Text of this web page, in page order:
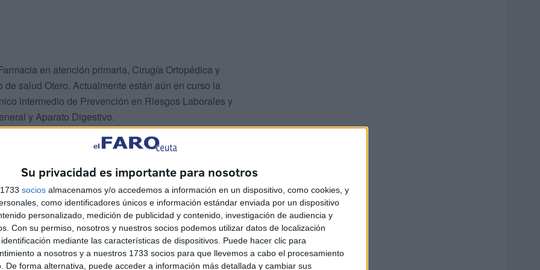
Su privacidad es importante para nosotros
socios almacenamos y/o accedemos a información en un dispositivo, como cookies, y
como identificadores únicos e información estándar enviada por un dispositivo
personalizado, medición de publicidad y contenido, investigación de audiencia y
Con su permiso, nosotros y nuestros socios podemos utilizar datos de localización
mediante las características de dispositivos. Puede hacer clic para
a nosotros y a nuestros 1733 socios para que llevemos a cabo el procesamiento
De forma alternativa, puede acceder a información más detallada y cambiar sus
en atención primaria, Cirugía Ortopédica y
salud Otero. Actualmente están aún en curso la
intermedio de Prevención en Riesgos Laborales y
y Aparato Digestivo.
estatuario fijo en Medicina Interna tras la
en el centro de salud Otero.